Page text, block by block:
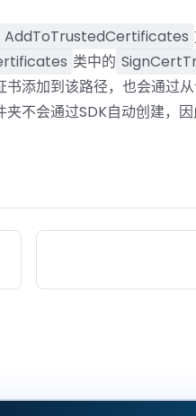
AddToTrustedCertificates
类中的
添加到该路径，也会通过
不会通过SDK自动创建，